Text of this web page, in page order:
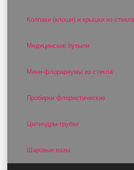
Колпаки (клоши) и крышки из стекла
Медицинские бутыли
Мини-флорариумы из стекла
Пробирки флористические
Цилиндры-трубки
Шаровые вазы